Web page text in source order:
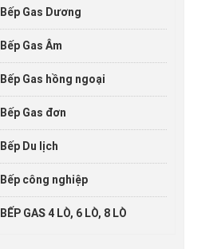
Bếp Gas Dương
Bếp Gas Âm
Bếp Gas hồng ngoại
Bếp Gas đơn
Bếp Du lịch
Bếp công nghiệp
BẾP GAS 4 LÒ, 6 LÒ, 8 LÒ